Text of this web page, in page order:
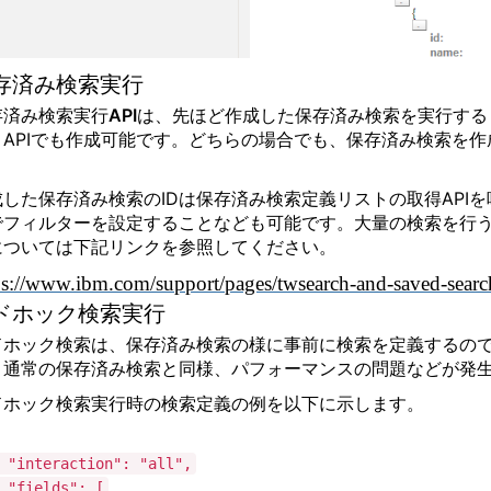
済み検索実行
み検索実行APIは、先ほど作成した保存済み検索を実行す
でも作成可能です。どちらの場合でも、保存済み検索を
た保存済み検索のIDは保存済み検索定義リストの取得API
ィルターを設定することなども可能です。大量の検索を
いては下記リンクを参照してください。
www.ibm.com/support/pages/twsearch-and-saved-
ホック検索実行
ック検索は、保存済み検索の様に事前に検索を定義する
常の保存済み検索と同様、パフォーマンスの問題などが発
ック検索実行時の検索定義の例を以下に示します。
"all",